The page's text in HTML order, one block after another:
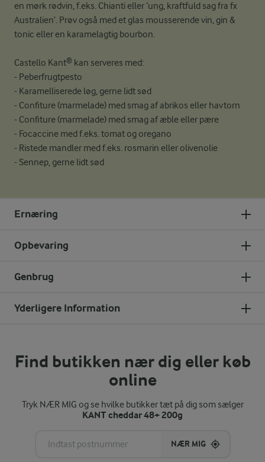
en mørk rødvin, f.eks. Chianti eller ‘ung, kraftfuld sag fra fx
Australien’. Prøv også med et glas mousserende vin, gin &
tonic eller en karamelagtig bourbon.
Castello Kant® kan serveres med:
- Peberfrugtpesto
- Karamelliserede løg, gerne lidt sød
- Confiture (marmelade) med smag af abrikos eller havtorn
- Confiture (marmelade) med smag af æble eller pære
- Focaccine med f.eks. tomat og oregano
- Ristede mandler med f.eks. rosmarin eller olivenolie
- Sennep, gerne lidt sød
Ernæring
Opbevaring
Genbrug
Yderligere Information
Find butikken nær dig eller køb
online
Tryk NÆR MIG og se hvilke butikker tæt på dig som sælger
KANT cheddar 48+ 200g
NÆR MIG